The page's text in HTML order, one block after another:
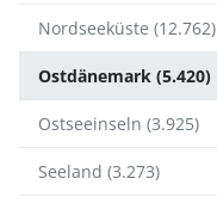
Nordseeküste (12.762)
Ostdänemark (5.420)
Ostseeinseln (3.925)
Seeland (3.273)